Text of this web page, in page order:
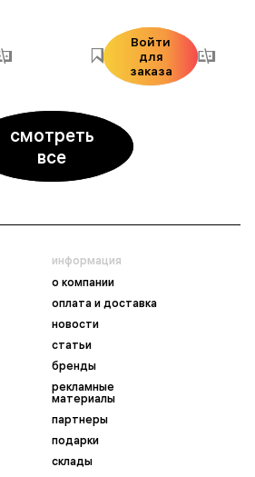
Войти
для
заказа
смотреть
все
информация
о компании
оплата и доставка
новости
статьи
бренды
рекламные
материалы
партнеры
подарки
склады